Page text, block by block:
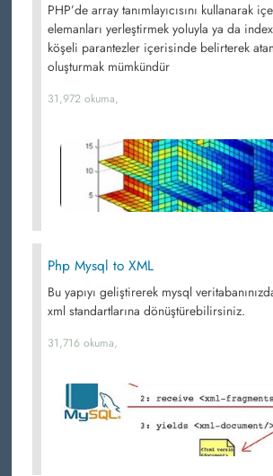
PHP’de array tanımlayıcısını kullanarak
elemanları yerleştirmek yoluyla ya da index
köşeli parantezler içerisinde belirterek
oluşturmak mümkündür
31,972 okuma,
Php Mysql to XML
Bu yapıyı geliştirerek mysql
xml standartlarına dönüştürebilirsiniz.
31,716 okuma,